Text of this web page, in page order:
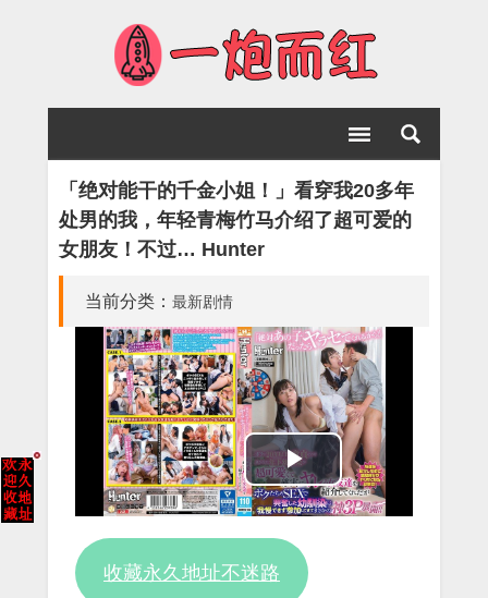
「绝对能干的千金小姐！」看穿我20多年
处男的我，年轻青梅竹马介绍了超可爱的
女朋友！不过… Hunter
当前分类： 最新剧情
Play
收藏永久地址不迷路